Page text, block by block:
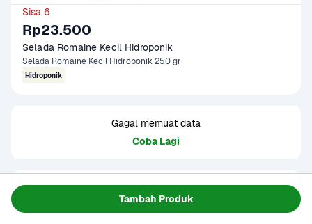
Tambah Produk
Sisa 6
Rp23.500
Selada Romaine Kecil Hidroponik
Selada Romaine Kecil Hidroponik 250 gr
Hidroponik
Gagal memuat data
Coba Lagi
Informasi Produk
Ukurannya lebih kecil dari selada romaine biasanya.